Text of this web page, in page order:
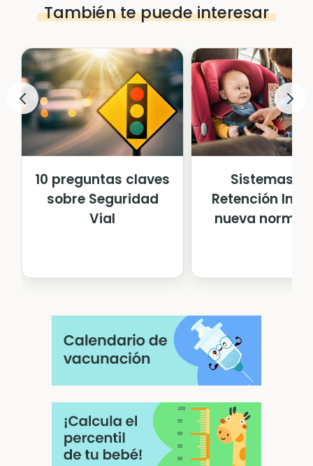
También te puede interesar
10 preguntas claves
sobre Seguridad
Vial
Sistemas de
Retención
nueva